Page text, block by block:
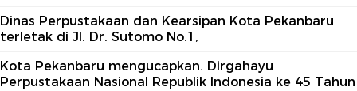
Dinas Perpustakaan dan Kearsipan Kota Pekanbaru
terletak di Jl. Dr. Sutomo No.1,
Kota Pekanbaru mengucapkan. Dirgahayu
Perpustakaan Nasional Republik Indonesia ke 45 Tahun